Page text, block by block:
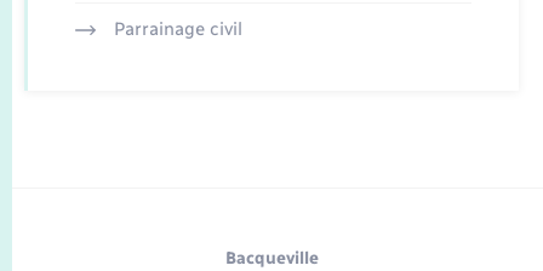
Parrainage civil
Bacqueville